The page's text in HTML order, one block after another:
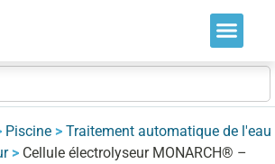
Piscine > Traitement automatique de l'eau
> Cellule électrolyseur MONARCH® –